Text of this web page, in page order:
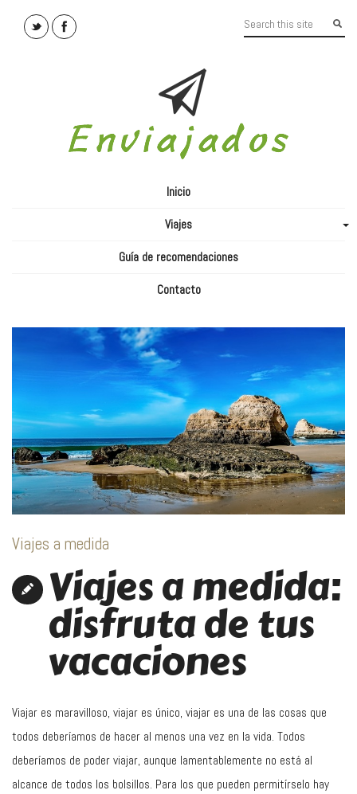
Inicio
Viajes
Guía de recomendaciones
Contacto
Viajes a medida
Viajes a medida:
disfruta de tus
vacaciones
Viajar es maravilloso, viajar es único, viajar es una de las cosas que
todos deberíamos de hacer al menos una vez en la vida. Todos
deberíamos de poder viajar, aunque lamentablemente no está al
alcance de todos los bolsillos. Para los que pueden permitírselo hay